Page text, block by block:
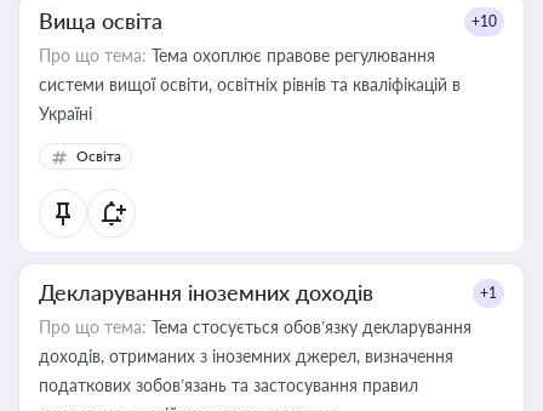
Вища освіта +10
Про що тема: Тема охоплює правове регулювання
системи вищої освіти, освітніх рівнів та кваліфікацій в
Україні
Освіта
Декларування іноземних доходів +1
Про що тема: Тема стосується обов’язку декларування
доходів, отриманих з іноземних джерел, визначення
податкових зобов’язань та застосування правил